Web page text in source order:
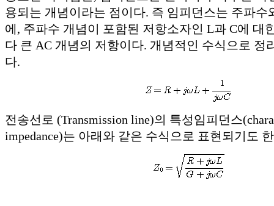
용되는 개념이라는 점이다. 즉 임피던스는 주파수
에, 주파수 개념이 포함된 저항소자인 L과 C에 대
다 큰 AC 개념의 저항이다. 개념적인 수식으로 정
다.
전송선로 (Transmission line)의 특성임피던스
impedance)는 아래와 같은 수식으로 표현되기도